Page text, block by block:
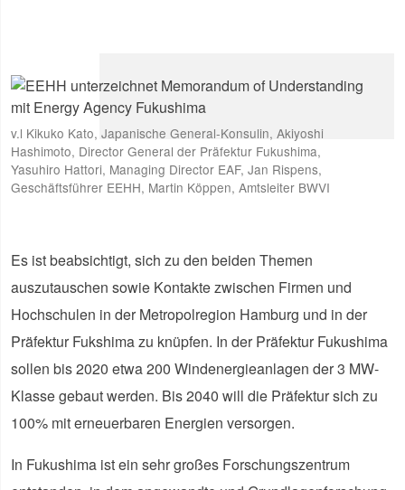
v.l Kikuko Kato, Japanische General-Konsulin, Akiyoshi
Hashimoto, Director General der Präfektur Fukushima,
Yasuhiro Hattori, Managing Director EAF, Jan Rispens,
Geschäftsführer EEHH, Martin Köppen, Amtsleiter BWVI
Es ist beabsichtigt, sich zu den beiden Themen
auszutauschen sowie Kontakte zwischen Firmen und
Hochschulen in der Metropolregion Hamburg und in der
Präfektur Fukshima zu knüpfen. In der Präfektur Fukushima
sollen bis 2020 etwa 200 Windenergieanlagen der 3 MW-
Klasse gebaut werden. Bis 2040 will die Präfektur sich zu
100% mit erneuerbaren Energien versorgen.
In Fukushima ist ein sehr großes Forschungszentrum